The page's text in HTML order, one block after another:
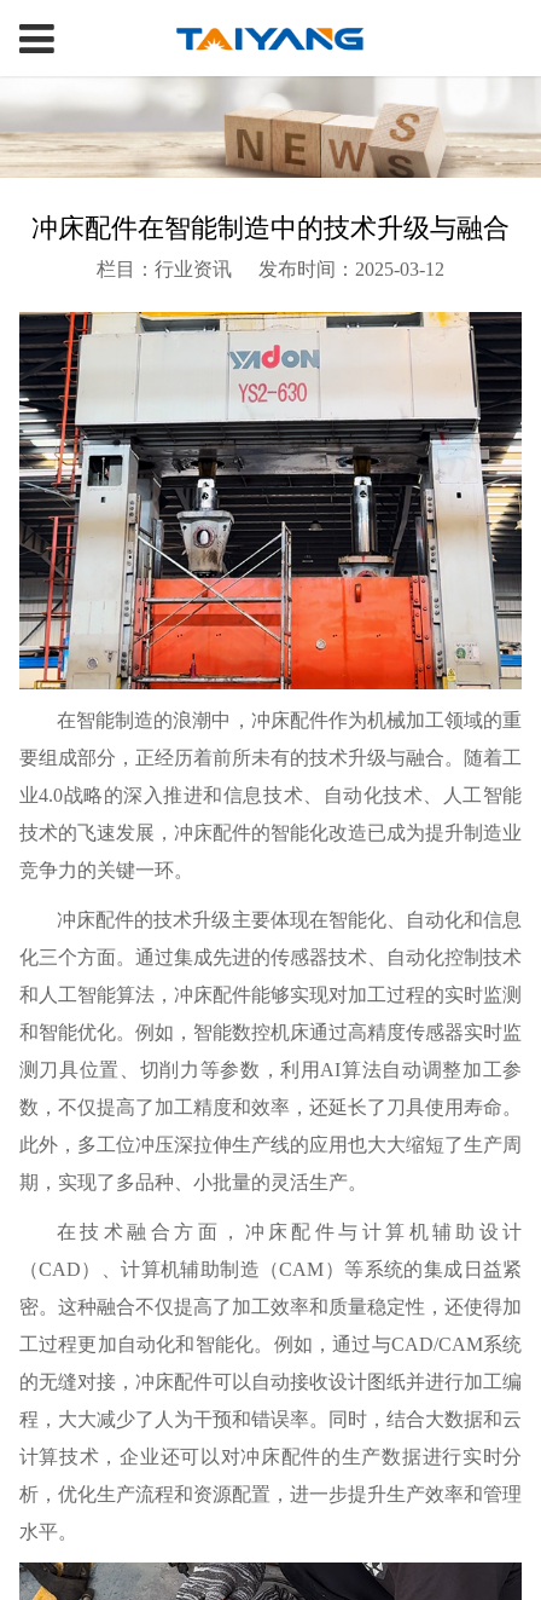
冲床配件在智能制造中的技术升级与融合
栏目：行业资讯 发布时间：2025-03-12
在智能制造的浪潮中，冲床配件作为机械加工领域的重
要组成部分，正经历着前所未有的技术升级与融合。随着工
业4.0战略的深入推进和信息技术、自动化技术、人工智能
技术的飞速发展，冲床配件的智能化改造已成为提升制造业
竞争力的关键一环。
冲床配件的技术升级主要体现在智能化、自动化和信息
化三个方面。通过集成先进的传感器技术、自动化控制技术
和人工智能算法，冲床配件能够实现对加工过程的实时监测
和智能优化。例如，智能数控机床通过高精度传感器实时监
测刀具位置、切削力等参数，利用AI算法自动调整加工参
数，不仅提高了加工精度和效率，还延长了刀具使用寿命。
此外，多工位冲压深拉伸生产线的应用也大大缩短了生产周
期，实现了多品种、小批量的灵活生产。
在技术融合方面，冲床配件与计算机辅助设计
（CAD）、计算机辅助制造（CAM）等系统的集成日益紧
密。这种融合不仅提高了加工效率和质量稳定性，还使得加
工过程更加自动化和智能化。例如，通过与CAD/CAM系统
的无缝对接，冲床配件可以自动接收设计图纸并进行加工编
程，大大减少了人为干预和错误率。同时，结合大数据和云
计算技术，企业还可以对冲床配件的生产数据进行实时分
析，优化生产流程和资源配置，进一步提升生产效率和管理
水平。